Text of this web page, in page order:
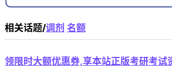
相关话题/调剂 名额
领限时大额优惠券,享本站正版考研考试